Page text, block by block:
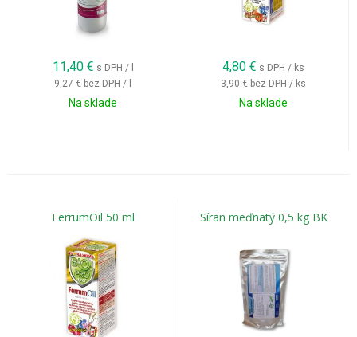
11,40 € s DPH / l
9,27 € bez DPH / l
Na sklade
4,80 € s DPH / ks
3,90 € bez DPH / ks
Na sklade
FerrumOil 50 ml Síran meďnatý 0,5 kg BK